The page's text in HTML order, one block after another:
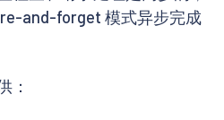
and-forget 模式异步完成
：